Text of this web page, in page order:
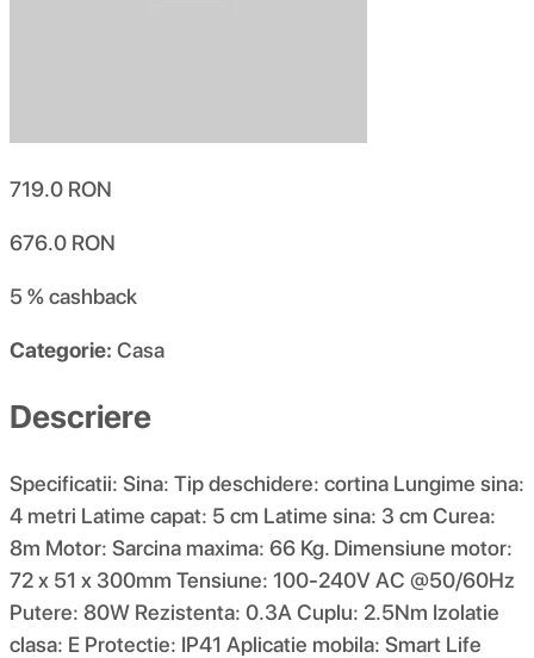
719.0 RON
676.0 RON
5 %cashback
Categorie: Casa
Descriere
Specificatii: Sina: Tip deschidere: cortina Lungime sina:
4 metri Latime capat: 5 cm Latime sina: 3 cm Curea:
8m Motor: Sarcina maxima: 66 Kg. Dimensiune motor:
72 x 51 x 300mm Tensiune: 100-240V AC @50/60Hz
Putere: 80W Rezistenta: 0.3A Cuplu: 2.5Nm Izolatie
clasa: E Protectie: IP41 Aplicatie mobila: Smart Life